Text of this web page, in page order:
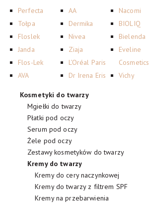
Perfecta
Tołpa
Floslek
Janda
Flos-Lek
AVA
AA
Dermika
Nivea
Ziaja
L’Oréal Paris
Dr Irena Eris
Nacomi
BIOLIQ
Bielenda
Eveline
Cosmetics
Vichy
Kosmetyki do twarzy
Mgiełki do twarzy
Płatki pod oczy
Serum pod oczy
Żele pod oczy
Zestawy kosmetyków do twarzy
Kremy do twarzy
Kremy do cery naczynkowej
Kremy do twarzy z filtrem SPF
Kremy na przebarwienia